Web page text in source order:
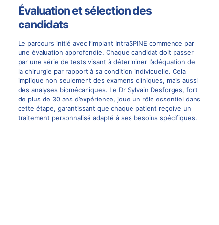
Évaluation et sélection des
candidats
Le parcours initié avec l’implant IntraSPINE commence par
une évaluation approfondie. Chaque candidat doit passer
par une série de tests visant à déterminer l’adéquation de
la chirurgie par rapport à sa condition individuelle. Cela
implique non seulement des examens cliniques, mais aussi
des analyses biomécaniques. Le Dr Sylvain Desforges, fort
de plus de 30 ans d’expérience, joue un rôle essentiel dans
cette étape, garantissant que chaque patient reçoive un
traitement personnalisé adapté à ses besoins spécifiques.